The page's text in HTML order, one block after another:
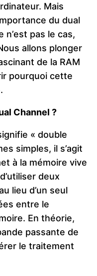
Mais
du dual
n’est pas le cas,
allons plonger
de la RAM
pourquoi cette
Channel ?
« double
simples, il s’agit
à la mémoire vive
deux
lieu d’un seul
entre le
En théorie,
passante de
le traitement